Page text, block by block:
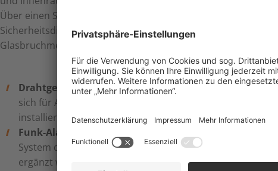
Über einen Signalgeber wird die Umgebung optisch und/
Sicherheitsdienst kontaktiert. Mögliche Meldegeräte
Glasbruchmelder oder Fensterkontakt.
Drahtgebundene Alarmanlagen: Sie sind mit Kabeln
sich für Außenhautüberwachung und
installiert werden, die Anlage sichert eine zuverlässige
Funk-Alarmsysteme
: Sie wird über den Aufputz
System dient der Außenhaut- und
ergänzt werden.